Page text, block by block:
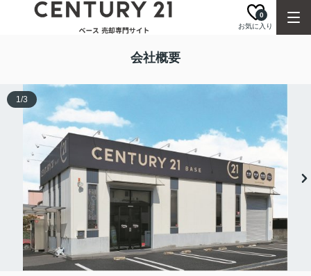
お気に入り
0
会社概要
1/3